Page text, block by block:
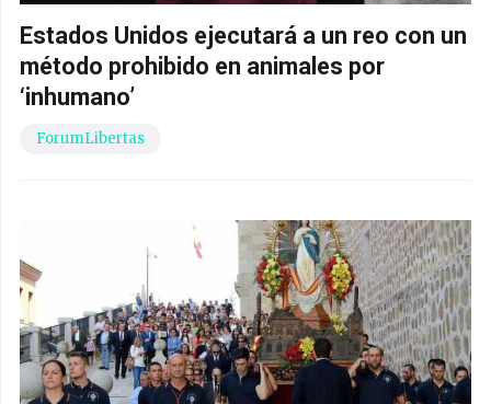
Estados Unidos ejecutará a un reo con un
método prohibido en animales por
‘inhumano’
ForumLibertas